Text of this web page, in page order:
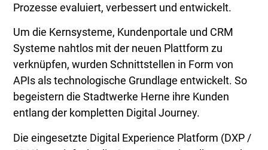
Prozesse evaluiert, verbessert und entwickelt.
Um die Kernsysteme, Kundenportale und CRM
Systeme nahtlos mit der neuen Plattform zu
verknüpfen, wurden Schnittstellen in Form von
APIs als technologische Grundlage entwickelt. So
begeistern die Stadtwerke Herne ihre Kunden
entlang der kompletten Digital Journey.
Die eingesetzte Digital Experience Platform (DXP /